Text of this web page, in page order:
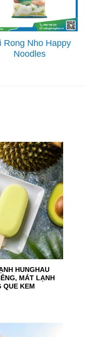
Rong Nho Happy
Noodles
HUNGHAU
MÁT LẠNH
QUE KEM